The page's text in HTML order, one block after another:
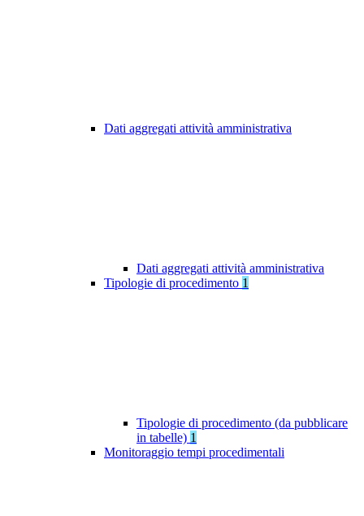
Dati aggregati attività amministrativa
Dati aggregati attività amministrativa
Tipologie di procedimento 1
Tipologie di procedimento (da pubblicare
in tabelle) 1
Monitoraggio tempi procedimentali